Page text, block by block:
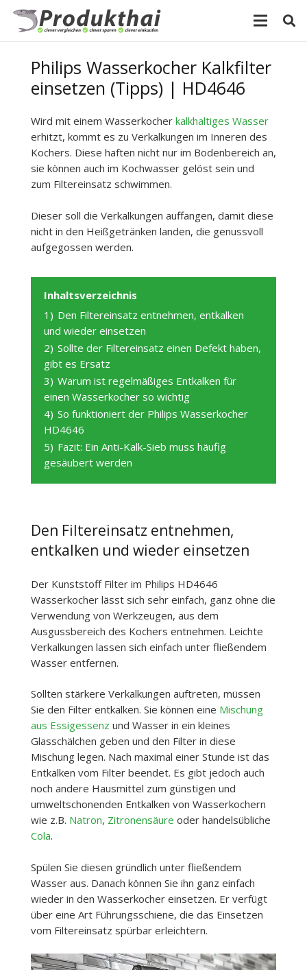
Philips Wasserkocher Kalkfilter
einsetzen (Tipps) | HD4646
Wird mit einem Wasserkocher kalkhaltiges Wasser
erhitzt, kommt es zu Verkalkungen im Inneren des
Kochers. Diese haften nicht nur im Bodenbereich an,
sie können auch im Kochwasser gelöst sein und
zum Filtereinsatz schwimmen.
Dieser soll die Verkalkungen auffangen, damit diese
nicht in den Heißgetränken landen, die genussvoll
aufgegossen werden.
Inhaltsverzeichnis
1) Den Filtereinsatz entnehmen, entkalken
und wieder einsetzen
2) Sollte der Filtereinsatz einen Defekt haben,
gibt es Ersatz
3) Warum ist regelmäßiges Entkalken für
einen Wasserkocher so wichtig
4) So funktioniert der Philips Wasserkocher
HD4646
5) Fazit: Ein Anti-Kalk-Sieb muss häufig
gesäubert werden
Den Filtereinsatz entnehmen,
entkalken und wieder einsetzen
Der Kunststoff Filter im Philips HD4646
Wasserkocher lässt sich sehr einfach, ganz ohne die
Verwendung von Werkzeugen, aus dem
Ausgussbereich des Kochers entnehmen. Leichte
Verkalkungen lassen sich einfach unter fließendem
Wasser entfernen.
Sollten stärkere Verkalkungen auftreten, müssen
Sie den Filter entkalken. Sie können eine Mischung
aus Essigessenz und Wasser in ein kleines
Glasschälchen geben und den Filter in diese
Mischung legen. Nach maximal einer Stunde ist das
Entkalken vom Filter beendet. Es gibt jedoch auch
noch andere Hausmittel zum günstigen und
umweltschonenden Entkalken von Wasserkochern
wie z.B. Natron, Zitronensäure oder handelsübliche
Cola.
Spülen Sie diesen gründlich unter fließendem
Wasser aus. Danach können Sie ihn ganz einfach
wieder in den Wasserkocher einsetzen. Er verfügt
über eine Art Führungsschiene, die das Einsetzen
vom Filtereinsatz spürbar erleichtern.